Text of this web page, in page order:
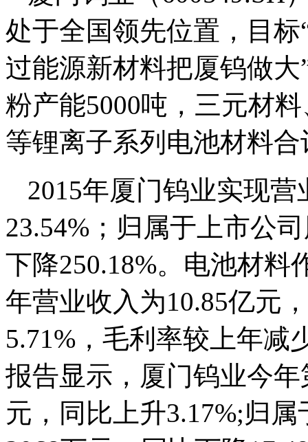
处于全国领先位置，目
过能源新材料把厦钨做
粉产能5000吨，三元材
等锂离子系列电池材料合
2015年厦门钨业实现
23.54%；归属于上市公
下降250.18%。电池材料
年营业收入为10.85亿元
5.71%，毛利率较上年减
报告显示，厦门钨业今
元，同比上升3.17%;归